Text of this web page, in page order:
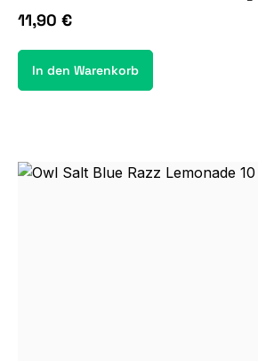
11,90 €
In den Warenkorb